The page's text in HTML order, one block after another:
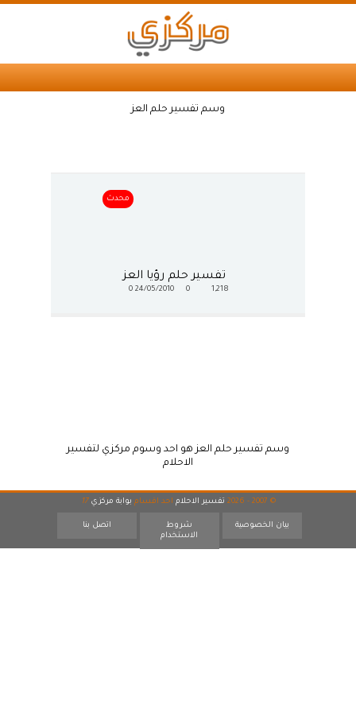
وسم تفسير حلم العز
محدث
تفسير حلم رؤيا العز
1,218
24/05/2010
0
وسم تفسير حلم العز هو احد وسوم مركزي لتفسير
الاحلام
© 2007 - 2026 تفسير الاحلام احد اقسام بوابة مركزي 17
بيان الخصوصية
شروط
الاستخدام
اتصل بنا